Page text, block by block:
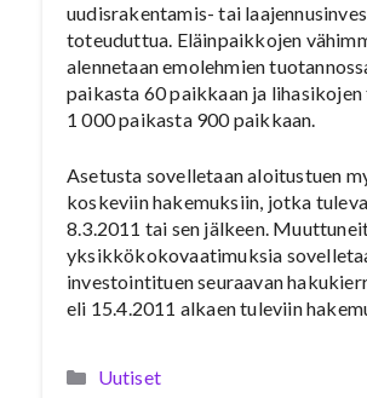
uudisrakentamis- tai
toteuduttua. Eläinpaikkojen
alennetaan emolehmien
paikasta 60 paikkaan ja lihasikojen
1 000 paikasta 900 paikkaan.
Asetusta sovelletaan aloitustuen
koskeviin hakemuksiin, jotka
8.3.2011 tai sen jälkeen.
yksikkökokovaatimuksia
investointituen seuraavan
eli 15.4.2011 alkaen tuleviin
Kategoriat
Uutiset